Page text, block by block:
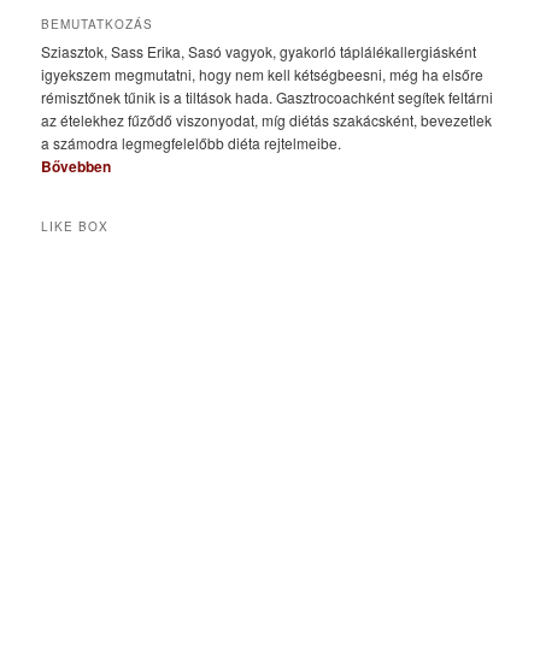
BEMUTATKOZÁS
Sziasztok, Sass Erika, Sasó vagyok, gyakorló táplálékallergiásként
igyekszem megmutatni, hogy nem kell kétségbeesni, még ha elsőre
rémisztőnek tűnik is a tiltások hada. Gasztrocoachként segítek feltárni
az ételekhez fűződő viszonyodat, míg diétás szakácsként, bevezetlek
a számodra legmegfelelőbb diéta rejtelmeibe.
Bővebben
LIKE BOX